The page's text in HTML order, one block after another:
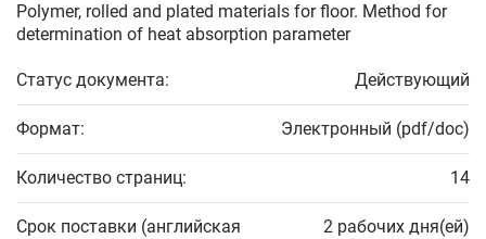
Polymer, rolled and plated materials for floor. Method for
determination of heat absorption parameter
Статус документа: Действующий
Формат: Электронный (pdf/doc)
Количество страниц: 14
Срок поставки (английская
2 рабочих дня(ей)